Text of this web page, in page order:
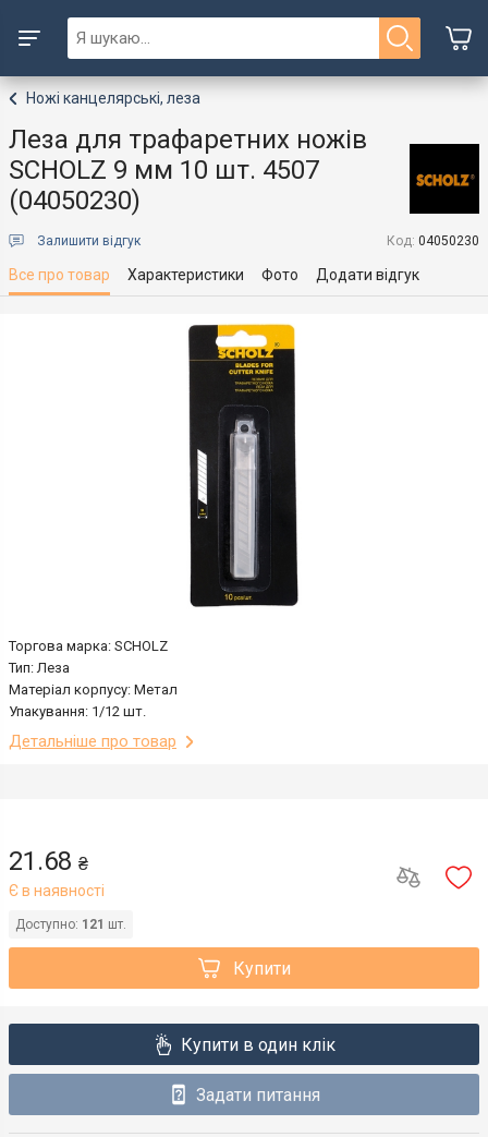
Ножі канцелярські, леза
Леза для трафаретних ножів
SCHOLZ 9 мм 10 шт. 4507
(04050230)
Залишити відгук Код: 04050230
Все про товар Характеристики Фото Додати відгук
Торгова марка: SCHOLZ
Тип: Леза
Матеріал корпусу: Метал
Упакування: 1/12 шт.
Детальніше про товар
21.68 ₴
Є в наявності
Доступно: 121 шт.
Купити
Купити в один клік
Задати питання